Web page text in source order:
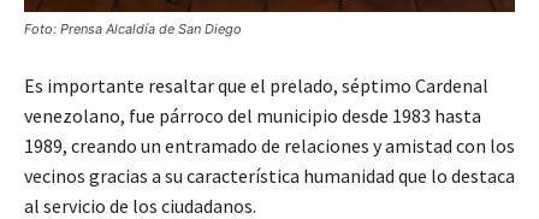
Foto: Prensa Alcaldía de San Diego
Es importante resaltar que el prelado, séptimo Cardenal
venezolano, fue párroco del municipio desde 1983 hasta
1989, creando un entramado de relaciones y amistad con los
vecinos gracias a su característica humanidad que lo destaca
al servicio de los ciudadanos.